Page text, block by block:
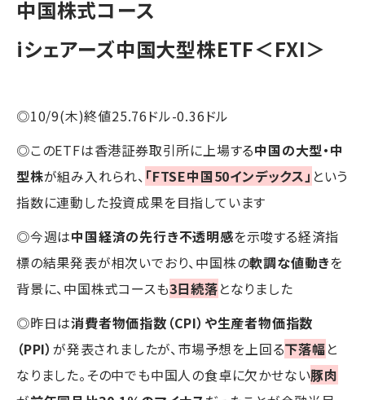
中国株式コース
iシェアーズ中国大型株ETF＜FXI＞
◎10/9(木)終値25.76ドル-0.36ドル
◎このETFは香港証券取引所に上場する中国の大型・中
型株が組み入れられ、 「FTSE中国50インデックス」 という
指数に連動した投資成果を目指しています
◎今週は中国経済の先行き不透明感を示唆する経済指
標の結果発表が相次いでおり、中国株の軟調な値動きを
背景に、中国株式コースも3日続落となりました
◎昨日は消費者物価指数（CPI）や生産者物価指数
（PPI） が発表されましたが、市場予想を上回る下落幅と
なりました。その中でも中国人の食卓に欠かせない豚肉